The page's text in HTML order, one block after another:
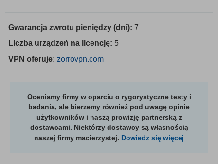
Gwarancja zwrotu pieniędzy (dni): 7
Liczba urządzeń na licencję: 5
VPN oferuje: zorrovpn.com
Oceniamy firmy w oparciu o rygorystyczne testy i
badania, ale bierzemy również pod uwagę opinie
użytkowników i naszą prowizję partnerską z
dostawcami. Niektórzy dostawcy są własnością
naszej firmy macierzystej. Dowiedz się więcej